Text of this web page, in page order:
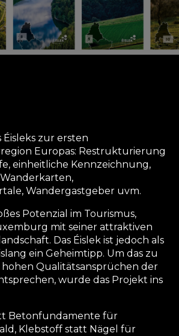
zur ersten
Europas: Restrukturierung
einheitliche Kennzeichnung,
Wandergastgeber uvm.
Potenzial im Tourismus,
mit seiner attraktiven
Das Éislek ist jedoch als
ein Geheimtipp. Um das zu
Qualitätsansprüchen der
wurde das Projekt ins
Betonfundamente für
Klebstoff statt Nägel für